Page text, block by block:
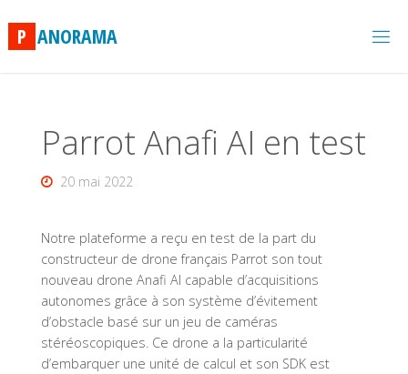
content
P ANORAMA
Parrot Anafi AI en test
20 mai 2022
Notre plateforme a reçu en test de la part du
constructeur de drone français Parrot son tout
nouveau drone Anafi AI capable d’acquisitions
autonomes grâce à son système d’évitement
d’obstacle basé sur un jeu de caméras
stéréoscopiques. Ce drone a la particularité
d’embarquer une unité de calcul et son SDK est